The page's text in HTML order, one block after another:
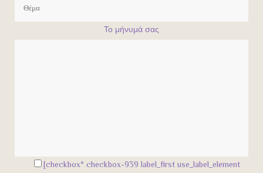
Το μήνυμά σας
[checkbox* checkbox-939 label_first use_label_element